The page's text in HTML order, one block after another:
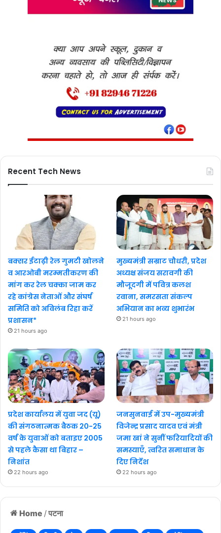
Home / पटना
Recent Tech News
बक्सर ईटाढ़ी रेल गुमटी खोलने
व आरओबी मरम्मतीकरण की
मांग कर रेल चक्का जाम कर
रहे कांग्रेस नेताओं और संघर्ष
समिति को अविलंब रिहा करें
प्रशासन*
21 hours ago
मुख्यमंत्री सम्राट चौधरी, प्रदेश
अध्यक्ष संजय सरावगी की
मौजूदगी में पवित्र कलश
रवाना, समरसता संकल्प
अभियान का भव्य शुभारंभ
21 hours ago
प्रदेश कार्यालय में युवा जद (यू)
की संगठनात्मक बैठक 20-25
वर्ष के युवाओं को बताइए 2005
से पहले कैसा था बिहार –
निशांत
22 hours ago
जनसुनवाई में उप-मुख्यमंत्री
विजेन्द्र प्रसाद यादव एवं मंत्री
जमा खां ने सुनीं फरियादियों की
समस्याएँ, त्वरित समाधान के
दिए निर्देश
22 hours ago